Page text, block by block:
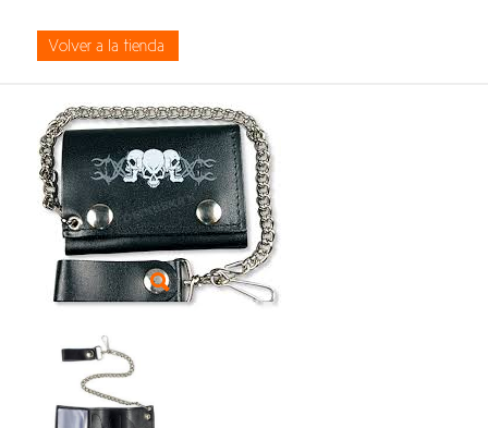
Volver a la tienda